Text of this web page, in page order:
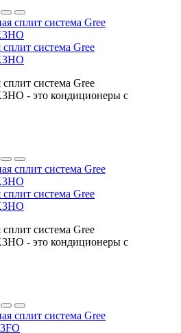
система Gree
система Gree
- это кондиционеры с
система Gree
система Gree
- это кондиционеры с